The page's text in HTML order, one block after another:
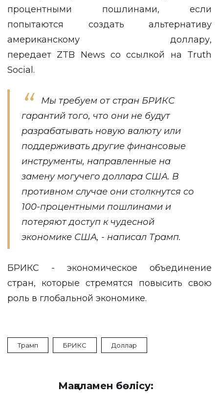
процентными пошлинами, если
попытаются создать альтернативу
американскому доллару,
передает ZTB News со ссылкой на Truth
Social .
Мы требуем от стран БРИКС
гарантий того, что они не будут
разрабатывать новую валюту или
поддерживать другие финансовые
инструменты, направленные на
замену могучего доллара США. В
противном случае они столкнутся со
100-процентными пошлинами и
потеряют доступ к чудесной
экономике США, - написал Трамп.
БРИКС - экономическое объединение
стран, которые стремятся повысить свою
роль в глобальной экономике.
Трамп БРИКС Доллар
Мақаламен бөлісу: